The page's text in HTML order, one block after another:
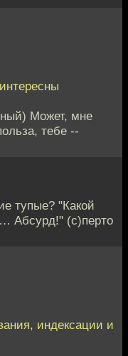
Может, мне
тебе --
тупые? "Какой
Абсурд!" (с)перто
индексации и